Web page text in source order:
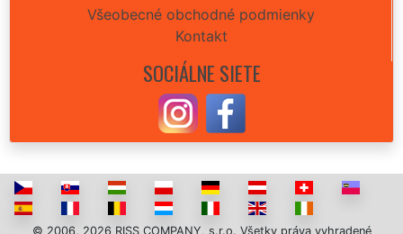
Všeobecné obchodné podmienky
Kontakt
SOCIÁLNE SIETE
© 2006, 2026 RISS COMPANY, s.r.o. Všetky práva vyhradené